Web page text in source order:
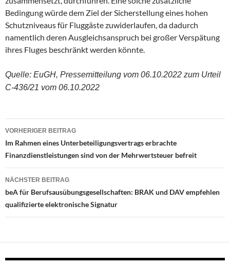
Bedingung würde dem Ziel der Sicherstellung eines hohen
Schutzniveaus für Fluggäste zuwiderlaufen, da dadurch
namentlich deren Ausgleichsanspruch bei großer Verspätung
ihres Fluges beschränkt werden könnte.
Quelle: EuGH, Pressemitteilung vom 06.10.2022 zum Urteil
C-436/21 vom 06.10.2022
Beitragsnavigation
VORHERIGER BEITRAG
Im Rahmen eines Unterbeteiligungsvertrags erbrachte
Finanzdienstleistungen sind von der Mehrwertsteuer befreit
NÄCHSTER BEITRAG
beA für Berufsausübungsgesellschaften: BRAK und DAV empfehlen
qualifizierte elektronische Signatur